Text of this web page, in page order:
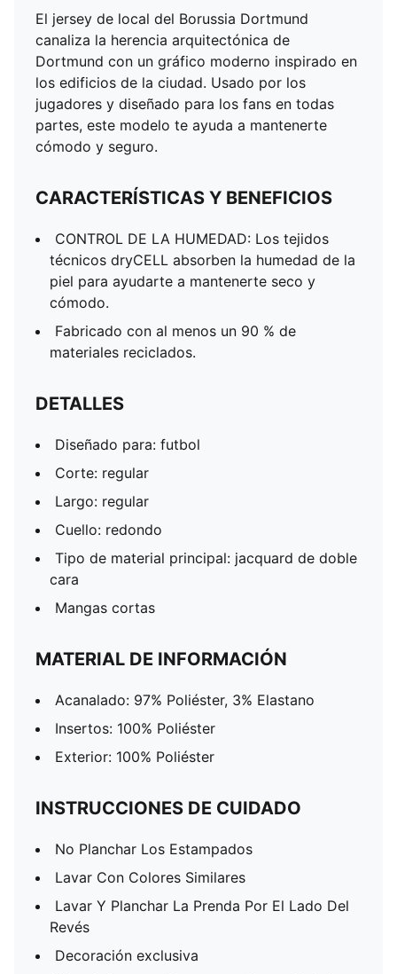
El jersey de local del Borussia Dortmund
canaliza la herencia arquitectónica de
Dortmund con un gráfico moderno inspirado en
los edificios de la ciudad. Usado por los
jugadores y diseñado para los fans en todas
partes, este modelo te ayuda a mantenerte
cómodo y seguro.
CARACTERÍSTICAS Y BENEFICIOS
CONTROL DE LA HUMEDAD: Los tejidos
técnicos dryCELL absorben la humedad de la
piel para ayudarte a mantenerte seco y
cómodo.
Fabricado con al menos un 90 % de
materiales reciclados.
DETALLES
Diseñado para: futbol
Corte: regular
Largo: regular
Cuello: redondo
Tipo de material principal: jacquard de doble
cara
Mangas cortas
MATERIAL DE INFORMACIÓN
Acanalado: 97% Poliéster, 3% Elastano
Insertos: 100% Poliéster
Exterior: 100% Poliéster
INSTRUCCIONES DE CUIDADO
No Planchar Los Estampados
Lavar Con Colores Similares
Lavar Y Planchar La Prenda Por El Lado Del
Revés
Decoración exclusiva